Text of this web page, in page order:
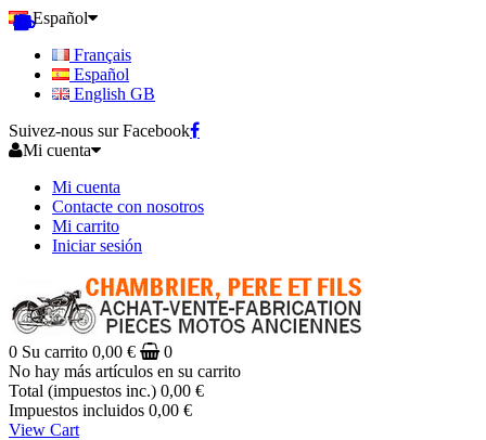
Español
Français
Español
English GB
Suivez-nous sur Facebook
Mi cuenta
Mi cuenta
Contacte con nosotros
Mi carrito
Iniciar sesión
0 Su carrito 0,00 €
0
No hay más artículos en su carrito
Total (impuestos inc.) 0,00 €
Impuestos incluidos 0,00 €
View Cart